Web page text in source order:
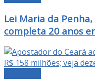
Lei Maria da
completa 20 anos